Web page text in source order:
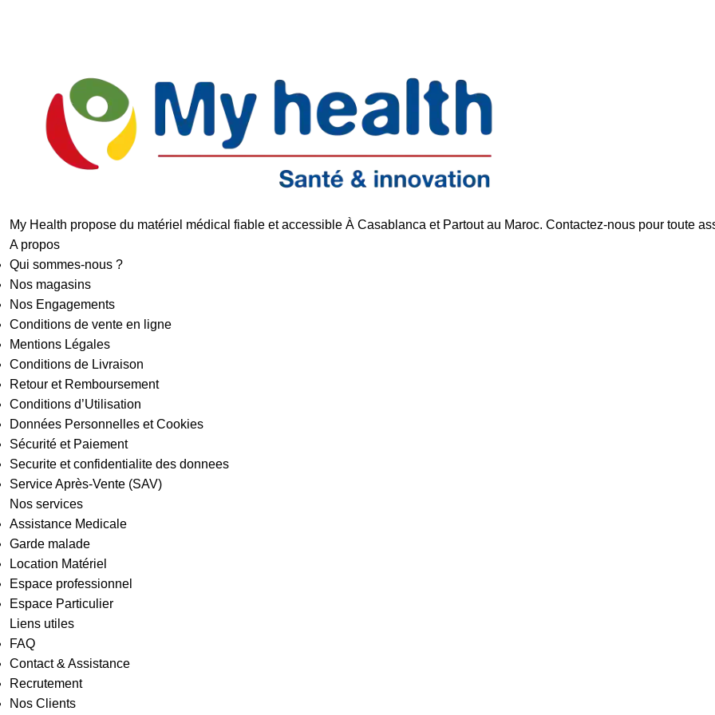
My Health propose du matériel médical fiable et accessible À Casablanca et Partout au Maroc. Contactez-nous pour toute
A propos
Qui sommes-nous ?
Nos magasins
Nos Engagements
Conditions de vente en ligne
Mentions Légales
Conditions de Livraison
Retour et Remboursement
Conditions d’Utilisation
Données Personnelles et Cookies
Sécurité et Paiement
Securite et confidentialite des donnees
Service Après-Vente (SAV)
Nos services
Assistance Medicale
Garde malade
Location Matériel
Espace professionnel
Espace Particulier
Liens utiles
FAQ
Contact & Assistance
Recrutement
Nos Clients